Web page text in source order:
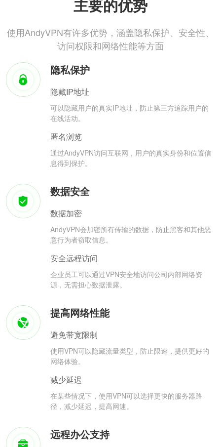
主要的优势
使用AndyVPN有许多优势，涵盖隐私保护、安全性、
访问权限和网络性能等方面
隐私保护
隐藏IP地址
可以隐藏用户的真实IP地址，防止第三方追踪用户的
在线活动。
匿名浏览
通过AndyVPN访问互联网，用户的真实身份和位置信
息得到保护。
数据安全
数据加密
AndyVPN会加密所有传输的数据，防止黑客和其他恶
意行为者窃取信息。
安全远程访问
企业员工可以通过VPN安全地访问公司内部网络资
源，无需担心数据泄露。
提高网络性能
避免带宽限制
使用VPN可以隐藏流量类型，防止限速，提供更好的
网络体验。
减少延迟
在某些情况下，使用VPN可以选择更快的服务器路
径，减少延迟，提高网速。
远程办公支持